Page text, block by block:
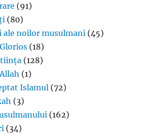
(91)
(80)
ale noilor musulmani (45)
(18)
(128)
(1)
Islamul (72)
(3)
(162)
(34)